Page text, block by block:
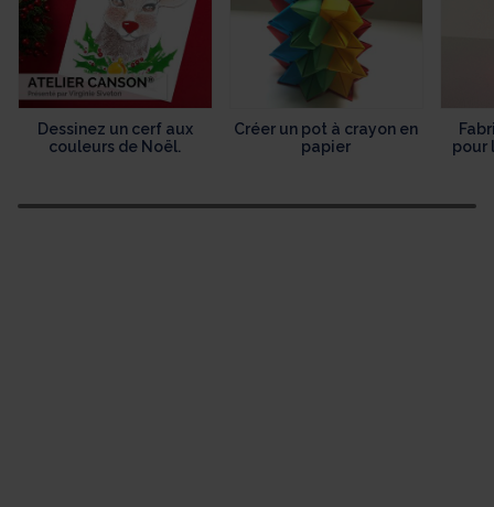
Dessinez un cerf aux
couleurs de Noël.
Créer un pot à crayon en
papier
pour